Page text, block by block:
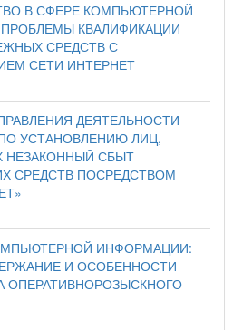
В СФЕРЕ КОМПЬЮТЕРНОЙ
КВАЛИФИКАЦИИ
СРЕДСТВ С
СЕТИ ИНТЕРНЕТ
ДЕЯТЕЛЬНОСТИ
УСТАНОВЛЕНИЮ ЛИЦ,
СБЫТ
СРЕДСТВ ПОСРЕДСТВОМ
ИНФОРМАЦИИ:
И ОСОБЕННОСТИ
ОПЕРАТИВНОРОЗЫСКНОГО